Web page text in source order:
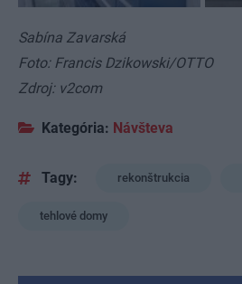
Sabína Zavarská
Foto: Francis Dzikowski/OTTO
Zdroj: v2com
Kategória: Návšteva
Tagy: rekonštrukcia
tehlové domy